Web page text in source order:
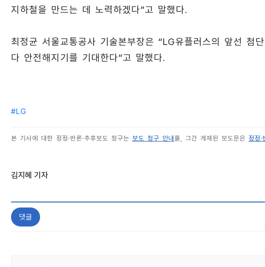
지하철을 만드는 데 노력하겠다”고 말했다.
최정균 서울교통공사 기술본부장은 “LG유플러스의 앞선 첨
다 안전해지기를 기대한다”고 말했다.
#LG
본 기사에 대한 정정·반론·추후보도 청구는 보도 청구 안내를, 그간 게재된 보도문은 정정·
김지혜 기자
댓글